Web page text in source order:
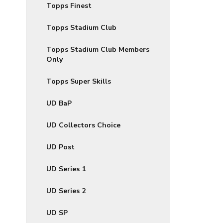
Topps Finest
Topps Stadium Club
Topps Stadium Club Members
Only
Topps Super Skills
UD BaP
UD Collectors Choice
UD Post
UD Series 1
UD Series 2
UD SP